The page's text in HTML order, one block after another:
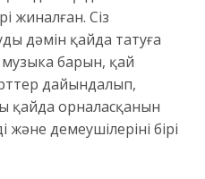
жиналған. Сіз
дәмін қайда татуға
барын, қай
дайындалып,
қайда орналасқанын
және демеушілерінің бірі